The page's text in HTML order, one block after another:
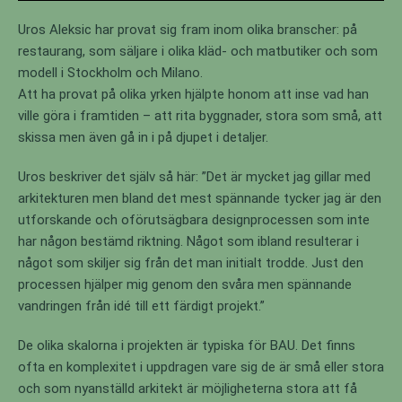
Uros Aleksic har provat sig fram inom olika branscher: på
restaurang, som säljare i olika kläd- och matbutiker och som
modell i Stockholm och Milano.
Att ha provat på olika yrken hjälpte honom att inse vad han
ville göra i framtiden – att rita byggnader, stora som små, att
skissa men även gå in i på djupet i detaljer.
Uros beskriver det själv så här: ”Det är mycket jag gillar med
arkitekturen men bland det mest spännande tycker jag är den
utforskande och oförutsägbara designprocessen som inte
har någon bestämd riktning. Något som ibland resulterar i
något som skiljer sig från det man initialt trodde. Just den
processen hjälper mig genom den svåra men spännande
vandringen från idé till ett färdigt projekt.”
De olika skalorna i projekten är typiska för BAU. Det finns
ofta en komplexitet i uppdragen vare sig de är små eller stora
och som nyanställd arkitekt är möjligheterna stora att få